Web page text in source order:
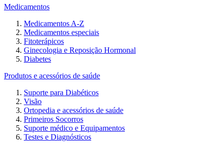
Medicamentos
Medicamentos A-Z
Medicamentos especiais
Fitoterápicos
Ginecologia e Reposição Hormonal
Diabetes
Produtos e acessórios de saúde
Suporte para Diabéticos
Visão
Ortopedia e acessórios de saúde
Primeiros Socorros
Suporte médico e Equipamentos
Testes e Diagnósticos